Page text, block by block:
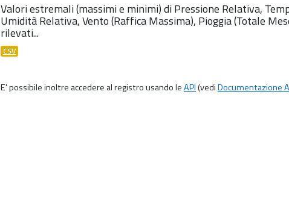
Valori estremali (massimi e minimi) di Pressione Relativa,
Umidità Relativa, Vento (Raffica Massima), Pioggia (Totale
rilevati...
CSV
E' possibile inoltre accedere al registro usando leAPI(vediDocumentazione